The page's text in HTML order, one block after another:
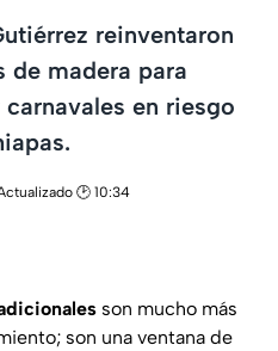
reinventaron
de madera para
en riesgo
Actualizado 🕑 10:34
son mucho más
son una ventana de